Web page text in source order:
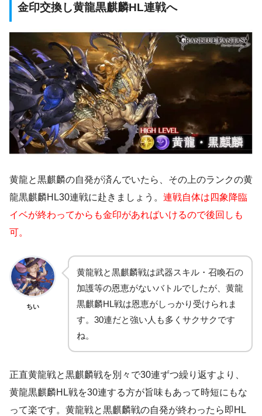
金印交換し黄龍黒麒麟HL連戦へ
黄龍と黒麒麟の自発が済んでいたら、その上のランクの黄
龍黒麒麟HL30連戦に赴きましょう。 連戦自体は四象降臨
イベが終わってからも金印があればいけるので後回しも
可。
ちい
黄龍戦と黒麒麟戦は武器スキル・召喚石の
加護等の恩恵がないバトルでしたが、黄龍
黒麒麟HL戦は恩恵がしっかり受けられま
す。30連だと強い人も多くサクサクです
ね。
正直黄龍戦と黒麒麟戦を別々で30連ずつ繰り返すより、
黄龍黒麒麟HL戦を30連する方が旨味もあって時短にもな
って楽です。黄龍戦と黒麒麟戦の自発が終わったら即HL